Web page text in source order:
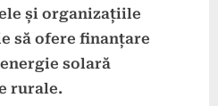
și organizațiile
să ofere finanțare
solară
rurale.